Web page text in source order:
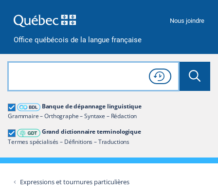
Office québécois de la langue française
Nous joindre
Rechercher dans tout le site
Lancer
Consulter l'
Historique
de recherche
Banque de dépannage linguistique
Grammaire – Orthographe – Syntaxe – Rédaction
Grand dictionnaire terminologique
Termes spécialisés – Définitions – Traductions
Grand dictionnaire terminologique
Restreindre aux termes
Expressions et tournures particulières